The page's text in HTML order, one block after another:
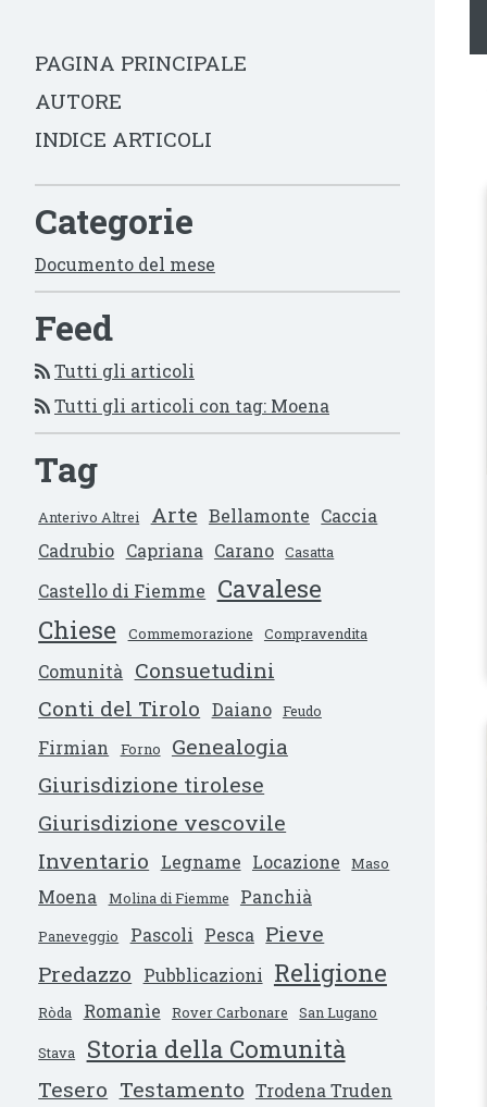
PAGINA PRINCIPALE
AUTORE
INDICE ARTICOLI
Categorie
Documento del mese
Feed
Tutti gli articoli
Tutti gli articoli con tag: Moena
Tag
Anterivo Altrei Arte Bellamonte Caccia
Cadrubio Capriana Carano Casatta
Castello di Fiemme
Cavalese
Chiese
Commemorazione Compravendita
Comunità
Consuetudini
Conti del Tirolo Daiano Feudo
Firmian Forno
Genealogia
Giurisdizione tirolese
Giurisdizione vescovile
Inventario
Legname Locazione Maso
Moena Molina di Fiemme Panchià
Paneveggio Pascoli Pesca Pieve
Predazzo
Pubblicazioni Religione
Ròda Romanìe Rover Carbonare San Lugano
Stava Storia della Comunità
Tesero Testamento Trodena Truden